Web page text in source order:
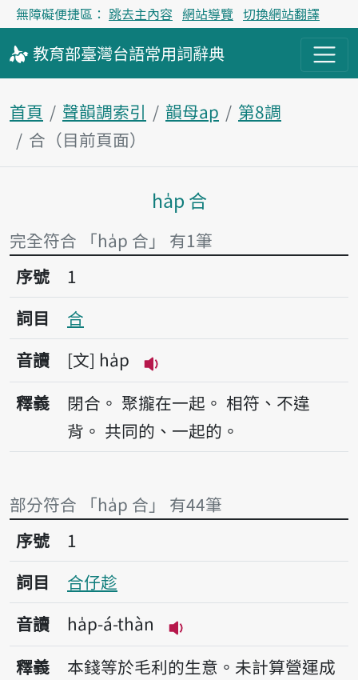
無障礙便捷區： 跳去主內容 網站導覽 切換網站翻譯
教育部臺灣台語常用詞辭典
首頁 聲韻調索引 韻母ap
第8調
合（目前頁面）
主內容區塊
ha̍p 合
完全符合 「ha̍p 合」 有1筆
序號1合
序號
1
詞目
合
音讀
文 ha̍p
播放音讀ha̍p
釋義 閉合。 聚攏在一起。 相符、不違
背。 共同的、一起的。
部分符合 「ha̍p 合」 有44筆
序號1合仔趁
序號
1
詞目
合仔趁
音讀
ha̍p-á-thàn
播放音讀ha̍p-á-thàn
釋義
本錢等於毛利的生意。未計算營運成